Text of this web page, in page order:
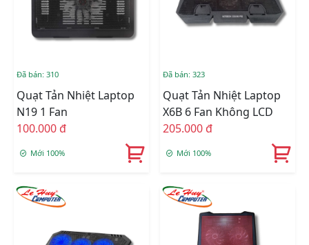
Đã bán: 310
Quạt Tản Nhiệt Laptop
N19 1 Fan
100.000 đ
Mới 100%
Đã bán: 323
Quạt Tản Nhiệt Laptop
X6B 6 Fan Không LCD
205.000 đ
Mới 100%